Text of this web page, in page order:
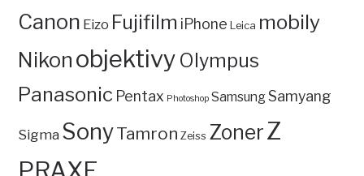
Canon Eizo Fujifilm iPhone Leica mobily
Nikon objektivy Olympus
Panasonic Pentax Photoshop SamsungSamyang
Sigma SonyTamron Zeiss ZonerZ